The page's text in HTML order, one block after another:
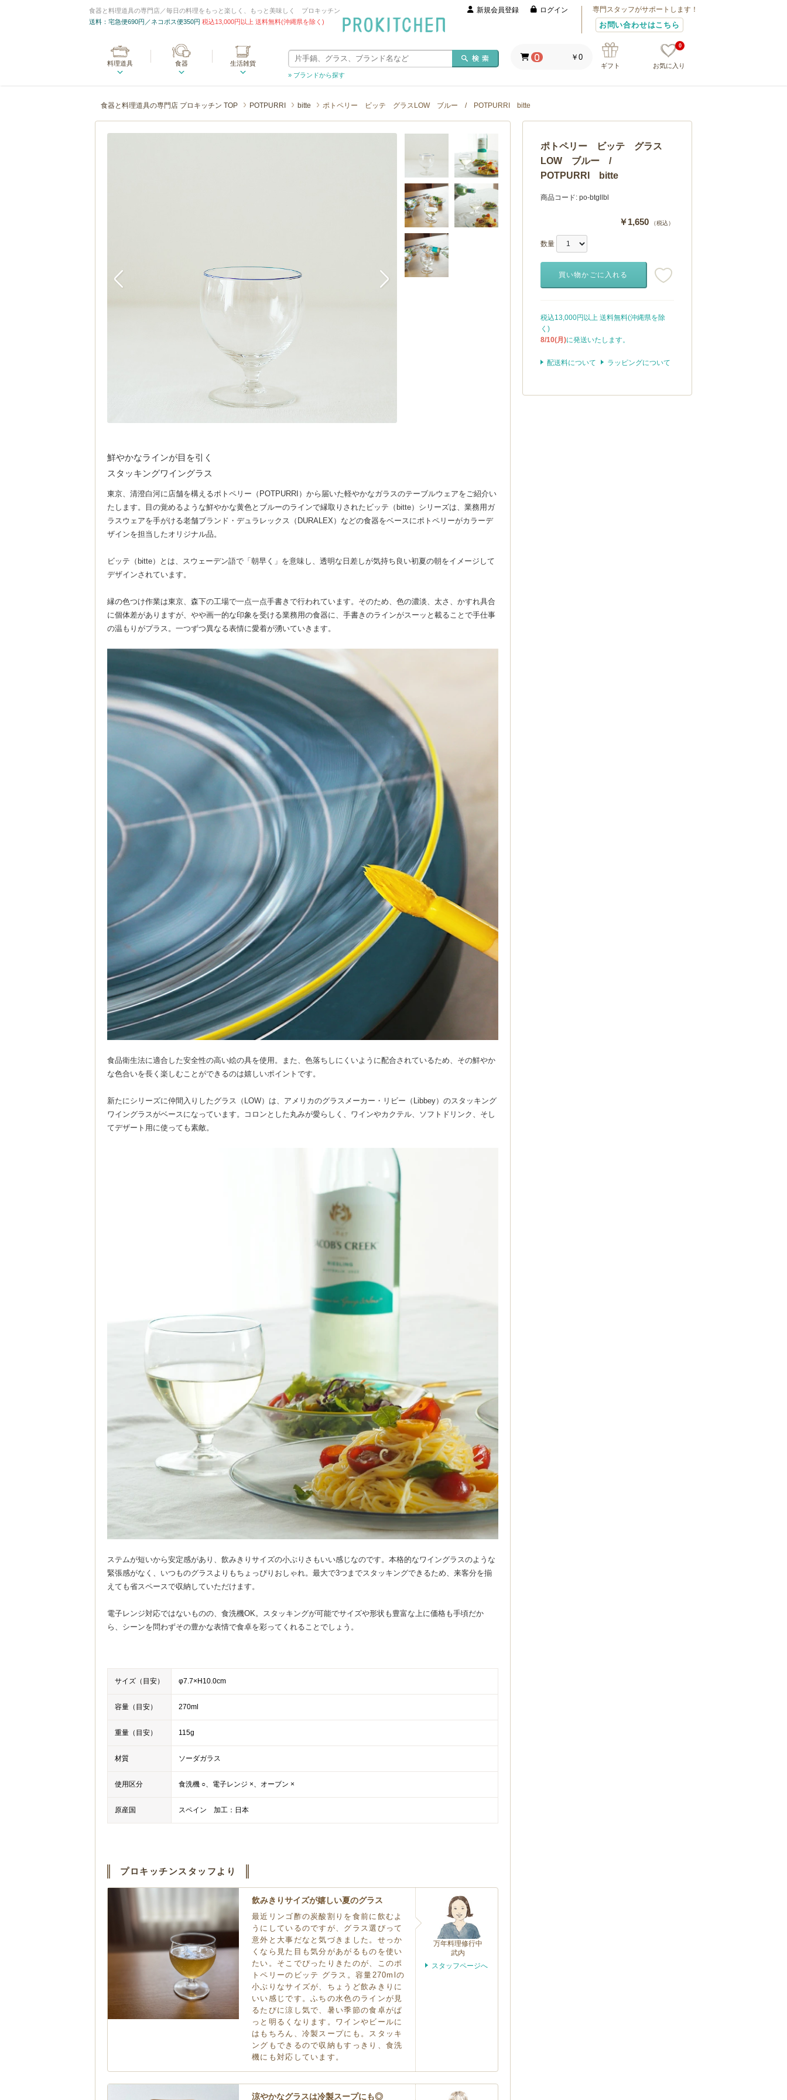
食器と料理道具の専門店／毎日の料理をもっと楽しく、もっと美味しく プロキッチン
送料：宅急便690円／ネコポス便350円 税込13,000円以上 送料無料(沖縄県を除く)
新規会員登録 ログイン 専門スタッフがサポートします！
お問い合わせはこちら
料理道具 食器
生活雑貨
» ブランドから探す
ギフト お気に入り
0
0 ￥0
食器と料理道具の専門店 プロキッチン TOP POTPURRI bitte ポトペリー ビッテ グラスLOW ブルー / POTPURRI bitte
ポトペリー ビッテ グラス
LOW ブルー /
POTPURRI bitte
商品コード: po-btgllbl
￥1,650 （税込）
数量
買い物かごに入れる
税込13,000円以上 送料無料(沖縄県を除
く)
8/10(月)に発送いたします。
配送料について ラッピングについて
鮮やかなラインが目を引く
スタッキングワイングラス
東京、清澄白河に店舗を構えるポトペリー（POTPURRI）から届いた軽やかなガラスのテーブルウェアをご紹介い
たします。目の覚めるような鮮やかな黄色とブルーのラインで縁取りされたビッテ（bitte）シリーズは、業務用ガ
ラスウェアを手がける老舗ブランド・デュラレックス（DURALEX）などの食器をベースにポトペリーがカラーデ
ザインを担当したオリジナル品。
ビッテ（bitte）とは、スウェーデン語で「朝早く」を意味し、透明な日差しが気持ち良い初夏の朝をイメージして
デザインされています。
縁の色つけ作業は東京、森下の工場で一点一点手書きで行われています。そのため、色の濃淡、太さ、かすれ具合
に個体差がありますが、やや画一的な印象を受ける業務用の食器に、手書きのラインがスーッと載ることで手仕事
の温もりがプラス。一つずつ異なる表情に愛着が湧いていきます。
食品衛生法に適合した安全性の高い絵の具を使用。また、色落ちしにくいように配合されているため、その鮮やか
な色合いを長く楽しむことができるのは嬉しいポイントです。
新たにシリーズに仲間入りしたグラス（LOW）は、アメリカのグラスメーカー・リビー（Libbey）のスタッキング
ワイングラスがベースになっています。コロンとした丸みが愛らしく、ワインやカクテル、ソフトドリンク、そし
てデザート用に使っても素敵。
ステムが短いから安定感があり、飲みきりサイズの小ぶりさもいい感じなのです。本格的なワイングラスのような
緊張感がなく、いつものグラスよりもちょっぴりおしゃれ。最大で3つまでスタッキングできるため、来客分を揃
えても省スペースで収納していただけます。
電子レンジ対応ではないものの、食洗機OK。スタッキングが可能でサイズや形状も豊富な上に価格も手頃だか
ら、シーンを問わずその豊かな表情で食卓を彩ってくれることでしょう。
サイズ（目安） φ7.7×H10.0cm
容量（目安） 270ml
重量（目安） 115g
材質 ソーダガラス
使用区分 食洗機 ○、電子レンジ ×、オーブン ×
原産国 スペイン 加工：日本
プロキッチンスタッフより
飲みきりサイズが嬉しい夏のグラス
最近リンゴ酢の炭酸割りを食前に飲むよ
うにしているのですが、グラス選びって
意外と大事だなと気づきました。せっか
くなら見た目も気分があがるものを使い
たい。そこでぴったりきたのが、このポ
トペリーのビッテ グラス。容量270mlの
小ぶりなサイズが、ちょうど飲みきりに
いい感じです。ふちの水色のラインが見
るたびに涼し気で、暑い季節の食卓がぱ
っと明るくなります。ワインやビールに
はもちろん、冷製スープにも。スタッキ
ングもできるので収納もすっきり、食洗
機にも対応しています。
万年料理修行中
武内
スタッフページへ
涼やかなグラスは冷製スープにも◎